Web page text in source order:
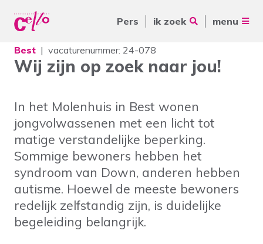
Pers ik zoek menu
Voor jou
Voor vrijwilligers
Voor verwijzers
Over Cello
werkenbijcello.nl
contact
Waar kunnen wij jou mee
helpen?
Veelgebruikte zoektermen
Woonvormen Zorgaanbod
Best vacaturenummer: 24-078
Wij zijn op zoek naar jou!
In het Molenhuis in Best wonen
jongvolwassenen met een licht tot
matige verstandelijke beperking.
Sommige bewoners hebben het
syndroom van Down, anderen hebben
autisme. Hoewel de meeste bewoners
redelijk zelfstandig zijn, is duidelijke
begeleiding belangrijk.